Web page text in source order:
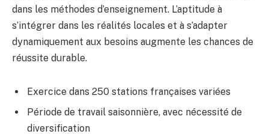
dans les méthodes d’enseignement. L’aptitude à
s’intégrer dans les réalités locales et à s’adapter
dynamiquement aux besoins augmente les chances de
réussite durable.
Exercice dans 250 stations françaises variées
Période de travail saisonnière, avec nécessité de
diversification